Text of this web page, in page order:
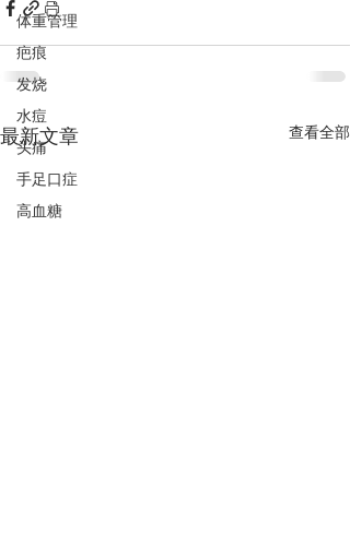
体重管理
疤痕
发烧
水痘
头痛
手足口症
高血糖
最新文章 查看全部